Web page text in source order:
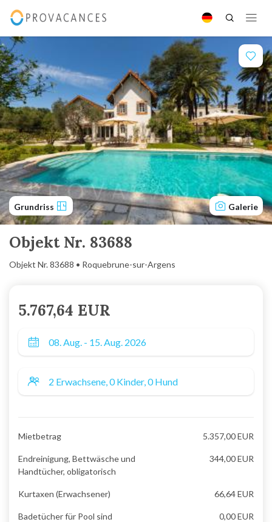
Grundriss Galerie
Objekt Nr. 83688
Objekt Nr. 83688 • Roquebrune-sur-Argens
5.767,64 EUR
Mietbetrag 5.357,00 EUR
Endreinigung, Bettwäsche und
Handtücher, obligatorisch
344,00 EUR
Kurtaxen (Erwachsener) 66,64 EUR
Badetücher für Pool sind
0,00 EUR